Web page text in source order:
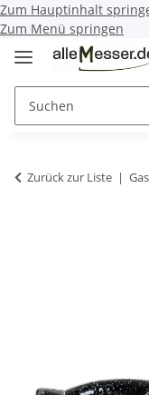
Zum Hauptinhalt
Zum Menü springen
Zurück zur Liste